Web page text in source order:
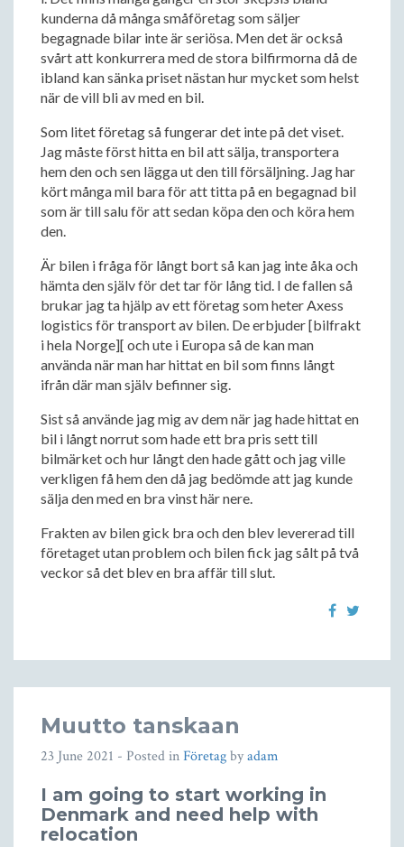
kunderna då många småföretag som säljer
begagnade bilar inte är seriösa. Men det är också
svårt att konkurrera med de stora bilfirmorna då de
ibland kan sänka priset nästan hur mycket som helst
när de vill bli av med en bil.
Som litet företag så fungerar det inte på det viset.
Jag måste först hitta en bil att sälja, transportera
hem den och sen lägga ut den till försäljning. Jag har
kört många mil bara för att titta på en begagnad bil
som är till salu för att sedan köpa den och köra hem
den.
Är bilen i fråga för långt bort så kan jag inte åka och
hämta den själv för det tar för lång tid. I de fallen så
brukar jag ta hjälp av ett företag som heter Axess
logistics för transport av bilen. De erbjuder [bilfrakt
i hela Norge][ och ute i Europa så de kan man
använda när man har hittat en bil som finns långt
ifrån där man själv befinner sig.
Sist så använde jag mig av dem när jag hade hittat en
bil i långt norrut som hade ett bra pris sett till
bilmärket och hur långt den hade gått och jag ville
verkligen få hem den då jag bedömde att jag kunde
sälja den med en bra vinst här nere.
Frakten av bilen gick bra och den blev levererad till
företaget utan problem och bilen fick jag sålt på två
veckor så det blev en bra affär till slut.
Muutto tanskaan
23 June 2021 - Posted inFöretagbyadam
I am going to start working in
Denmark and need help with
relocation